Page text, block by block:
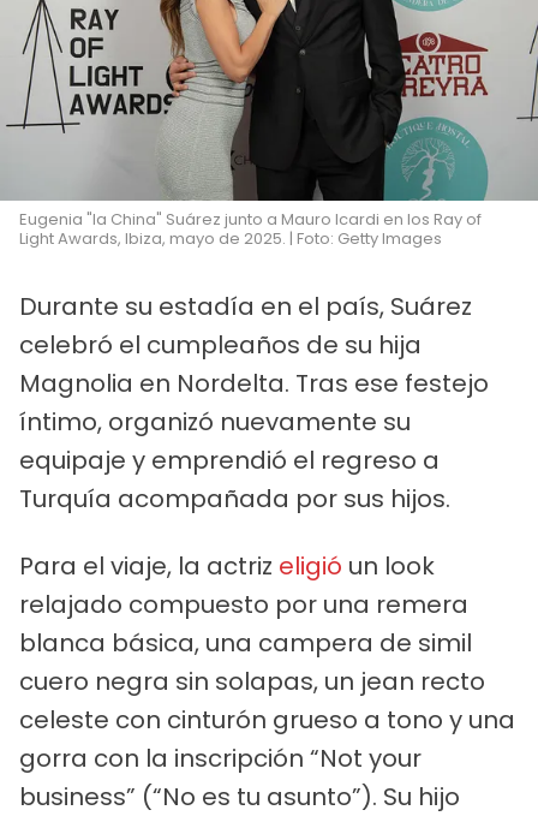
Eugenia "la China" Suárez junto a Mauro Icardi en los Ray of
Light Awards, Ibiza, mayo de 2025. | Foto: Getty Images
Durante su estadía en el país, Suárez
celebró el cumpleaños de su hija
Magnolia en Nordelta. Tras ese festejo
íntimo, organizó nuevamente su
equipaje y emprendió el regreso a
Turquía acompañada por sus hijos.
Para el viaje, la actriz eligió un look
relajado compuesto por una remera
blanca básica, una campera de simil
cuero negra sin solapas, un jean recto
celeste con cinturón grueso a tono y una
gorra con la inscripción “Not your
business” (“No es tu asunto”). Su hijo